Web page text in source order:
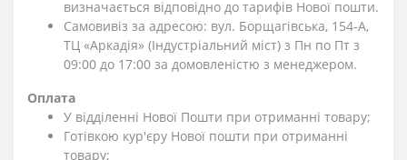
визначається відповідно до тарифів Нової пошти.
Самовивіз за адресою: вул. Борщагівська, 154-А,
ТЦ «Аркадія» (Індустріальний міст) з Пн по Пт з
09:00 до 17:00 за домовленістю з менеджером.
Оплата
У відділенні Нової Пошти при отриманні товару;
Готівкою кур'єру Нової пошти при отриманні
товару;